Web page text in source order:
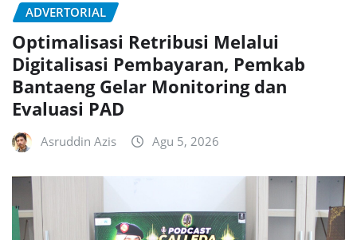
ADVERTORIAL
Optimalisasi Retribusi Melalui
Digitalisasi Pembayaran, Pemkab
Bantaeng Gelar Monitoring dan
Evaluasi PAD
Asruddin Azis Agu 5, 2026